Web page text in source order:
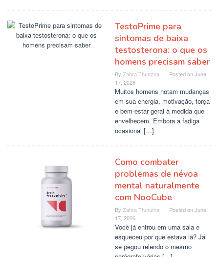
TestoPrime para
sintomas de baixa
testosterona: o que os
homens precisam saber
By Zahra Thunzira Posted onJune
17, 2026
Muitos homens notam mudanças
em sua energia, motivação, força
e bem-estar geral à medida que
envelhecem. Embora a fadiga
ocasional […]
Como combater
problemas de névoa
mental naturalmente
com NooCube
By Zahra Thunzira Posted onJune
17, 2026
Você já entrou em uma sala e
esqueceu por que estava lá? Já
se pegou relendo o mesmo